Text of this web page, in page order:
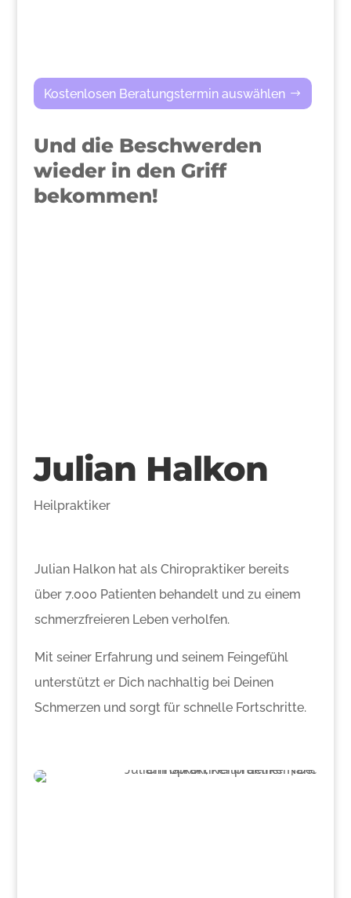
Kostenlosen Beratungstermin auswählen
Und die Beschwerden
wieder in den Griff
bekommen!
Julian Halkon
Heilpraktiker
Julian Halkon hat als Chiropraktiker bereits
über 7.000 Patienten behandelt und zu einem
schmerzfreieren Leben verholfen.
Mit seiner Erfahrung und seinem Feingefühl
unterstützt er Dich nachhaltig bei Deinen
Schmerzen und sorgt für schnelle Fortschritte.